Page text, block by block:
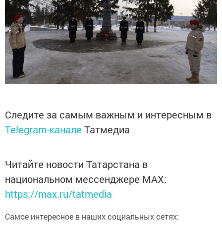
Следите за самым важным и интересным в
Telegram-канале Татмедиа
Читайте новости Татарстана в
национальном мессенджере MАХ:
https://max.ru/tatmedia
Самое интересное в наших социальных сетях: